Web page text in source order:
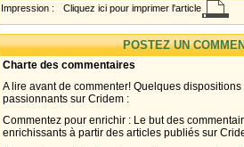
Impression : Cliquez ici pour imprimer l'article
POSTEZ UN
Charte des commentaires
A lire avant de commenter! Quelques
passionnants sur Cridem :
Commentez pour enrichir : Le but des
enrichissants à partir des articles publiés sur